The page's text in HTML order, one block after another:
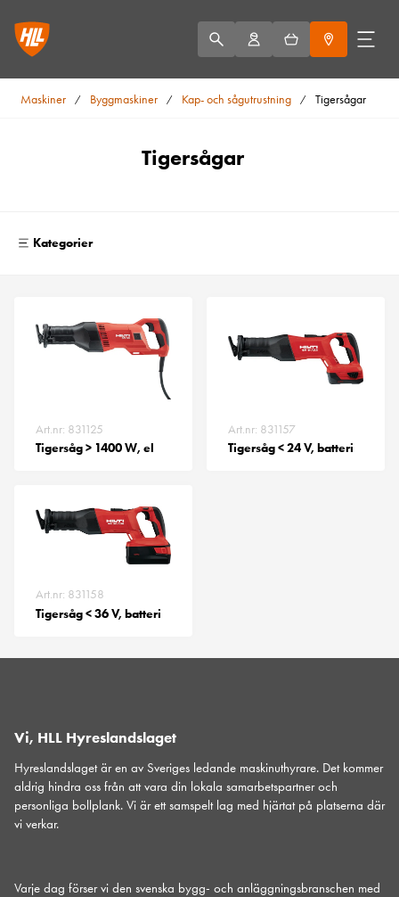
Maskiner / Byggmaskiner / Kap- och sågutrustning / Tigersågar
Tigersågar
Kategorier
Art.nr: 831125
Tigersåg > 1400 W, el
Art.nr: 831157
Tigersåg < 24 V, batteri
Art.nr: 831158
Tigersåg < 36 V, batteri
Vi, HLL Hyreslandslaget
Hyreslandslaget är en av Sveriges ledande maskinuthyrare. Det kommer
aldrig hindra oss från att vara din lokala samarbetspartner och
personliga bollplank. Vi är ett samspelt lag med hjärtat på platserna där
vi verkar.
Varje dag förser vi den svenska bygg- och anläggningsbranschen med